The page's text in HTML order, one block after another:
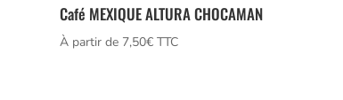
Café MEXIQUE ALTURA CHOCAMAN
À partir de 7,50€ TTC